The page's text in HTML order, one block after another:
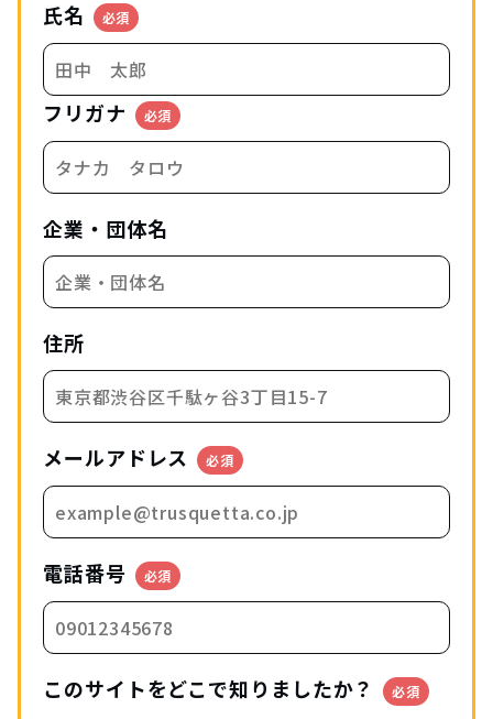
氏名 必須
フリガナ 必須
企業・団体名
住所
メールアドレス 必須
電話番号 必須
このサイトをどこで知りましたか？ 必須